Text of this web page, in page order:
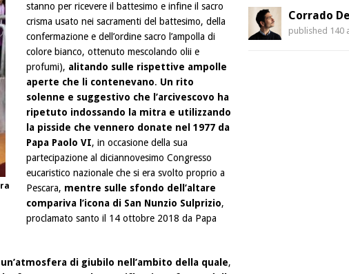
stanno per ricevere il battesimo e infine il sacro
crisma usato nei sacramenti del battesimo, della
confermazione e dell’ordine sacro l’ampolla di
colore bianco, ottenuto mescolando olii e
profumi), alitando sulle rispettive ampolle
aperte che li contenevano. Un rito
solenne e suggestivo che l’arcivescovo ha
ripetuto indossando la mitra e utilizzando
la pisside che vennero donate nel 1977 da
Papa Paolo VI, in occasione della sua
partecipazione al diciannovesimo Congresso
eucaristico nazionale che si era svolto proprio a
Pescara, mentre sulle sfondo dell’altare
compariva l’icona di San Nunzio Sulprizio,
proclamato santo il 14 ottobre 2018 da Papa
di giubilo nell’ambito della quale,
Corrado
published 140